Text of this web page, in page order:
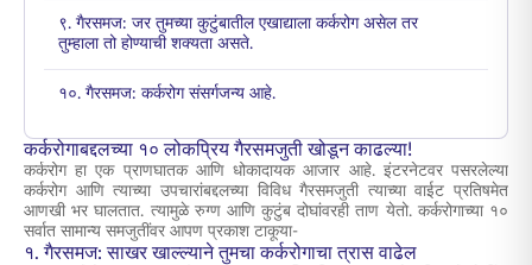
९. गैरसमज: जर तुमच्या कुटुंबातील एखाद्याला कर्करोग असेल तर
तुम्हाला तो होण्याची शक्यता असते.
१०. गैरसमज: कर्करोग संसर्गजन्य आहे.
कर्करोगाबद्दलच्या १० लोकप्रिय गैरसमजुती खोडून काढल्या!
कर्करोग हा एक प्राणघातक आणि धोकादायक आजार आहे. इंटरनेटवर पसरलेल्या
कर्करोग आणि त्याच्या उपचारांबद्दलच्या विविध गैरसमजुतीत्याच्या वाईट प्रतिषमेत
आणखी भर घालतात. त्यामुळे रुग्ण आणि कुटुंब दोघांवरही ताण येतो. कर्करोगाच्या १०
सर्वात सामान्य समजुतींवर आपण प्रकाश टाकूया-
१. गैरसमज: साखर खाल्ल्याने तुमचा कर्करोगाचा त्रास वाढेल